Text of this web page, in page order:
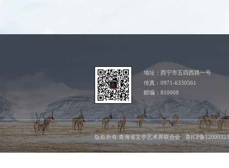
地址：西宁市五四西路一号
传真：0971-6330561
邮编：810008
版权所有:青海省文学艺术界联合会 青ICP备